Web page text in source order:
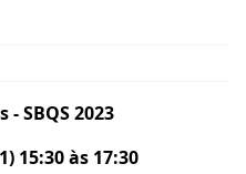
SBQS 2023
15:30 às 17:30